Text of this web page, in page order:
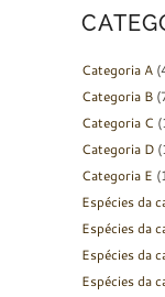
Categoria A
Categoria B
Categoria C
Categoria D
Categoria E
Espécies da
Espécies da
Espécies da
Espécies da